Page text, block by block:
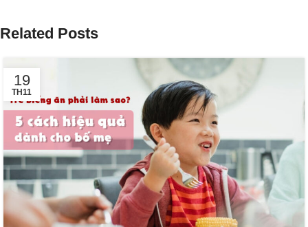
Related Posts
19
TH11